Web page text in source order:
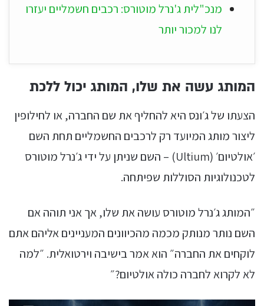
מנכ"לית ג'נרל מוטורס: רכבים חשמליים יעזרו
לנו למכור יותר
המותג עשה את שלו, המותג יכול ללכת
הצעתו של ג׳ונס היא להחליף את שם החברה, או לחילופין
ליצור מותג המיועד רק לרכבים החשמליים תחת השם
׳אולטיום׳ (Ultium) – השם שניתן על ידי ג׳נרל מוטורס
לטכנולוגיות הסוללות שפיתחה.
״המותג ג׳נרל מוטורס עושה את שלו, אך אני תוהה אם
השם נותר מנותק מכמה מהכיוונים המעניינים אליהם אתם
לוקחים את החברה״ הוא אמר בישיבה וירטואלית. ״למה
לא לקרוא לחברה כולה אולטיום?״